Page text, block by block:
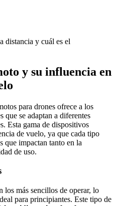
distancia y cuál es el
y su influencia en
para drones ofrece a los
que se adaptan a diferentes
Esta gama de dispositivos
de vuelo, ya que cada tipo
que impactan tanto en la
de uso.
los más sencillos de operar, lo
para principiantes. Este tipo de